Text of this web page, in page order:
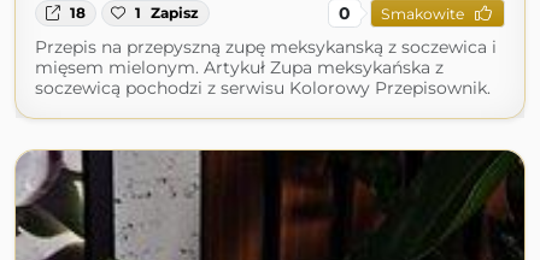
18 1 Zapisz 0 Smakowite
Przepis na przepyszną zupę meksykanską z soczewica i
mięsem mielonym. Artykuł Zupa meksykańska z
soczewicą pochodzi z serwisu Kolorowy Przepisownik.